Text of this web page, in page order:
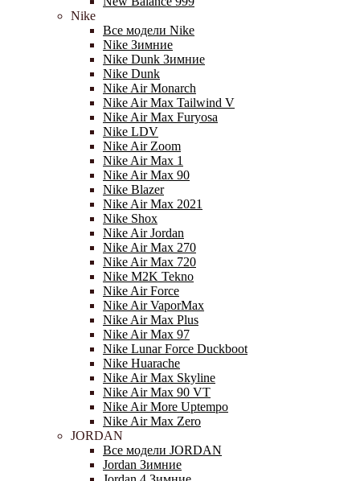
Nike
Все модели Nike
Nike Зимние
Nike Dunk Зимние
Nike Dunk
Nike Air Monarch
Nike Air Max Tailwind V
Nike Air Max Furyosa
Nike LDV
Nike Air Zoom
Nike Air Max 1
Nike Air Max 90
Nike Blazer
Nike Air Max 2021
Nike Shox
Nike Air Jordan
Nike Air Max 270
Nike Air Max 720
Nike M2K Tekno
Nike Air Force
Nike Air VaporMax
Nike Air Max Plus
Nike Air Max 97
Nike Lunar Force Duckboot
Nike Huarache
Nike Air Max Skyline
Nike Air Max 90 VT
Nike Air More Uptempo
Nike Air Max Zero
JORDAN
Все модели JORDAN
Jordan Зимние